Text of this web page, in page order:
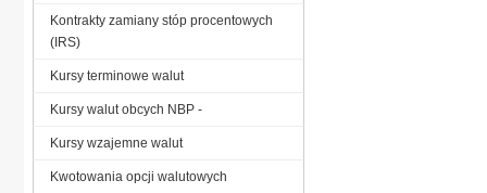
Kontrakty zamiany stóp procentowych
(IRS)
Kursy terminowe walut
Kursy walut obcych NBP -
Kursy wzajemne walut
Kwotowania opcji walutowych